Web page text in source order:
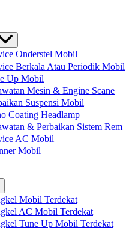
Onderstel Mobil
Berkala Atau Periodik Mobil
Up Mobil
Mesin & Engine Scane
Suspensi Mobil
Coating Headlamp
& Perbaikan Sistem Rem
AC Mobil
Mobil
Mobil Terdekat
AC Mobil Terdekat
Tune Up Mobil Terdekat